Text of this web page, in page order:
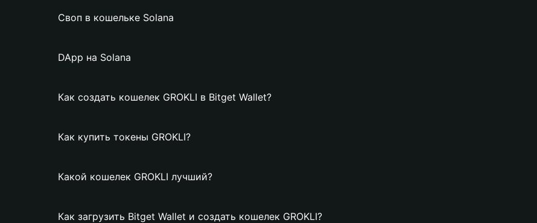
Своп в кошельке Solana
DApp на Solana
Как создать кошелек GROKLI в Bitget Wallet?
Как купить токены GROKLI?
Какой кошелек GROKLI лучший?
Как загрузить Bitget Wallet и создать кошелек GROKLI?